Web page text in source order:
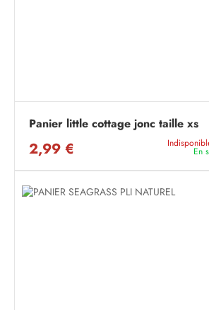
Panier little cottage jonc taille xs
2,99 € En